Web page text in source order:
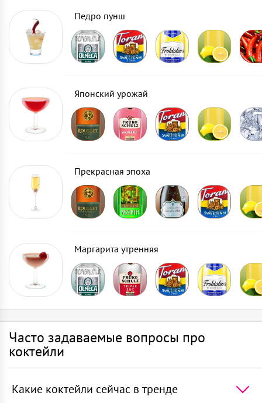
Педро пунш
Японский урожай
Прекрасная эпоха
Маргарита утренняя
Часто задаваемые вопросы про
коктейли
Какие коктейли сейчас в тренде